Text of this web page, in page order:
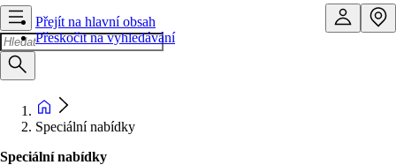
Přejít na hlavní obsah
Přeskočit na vyhledávání
Speciální nabídky
Speciální nabídky